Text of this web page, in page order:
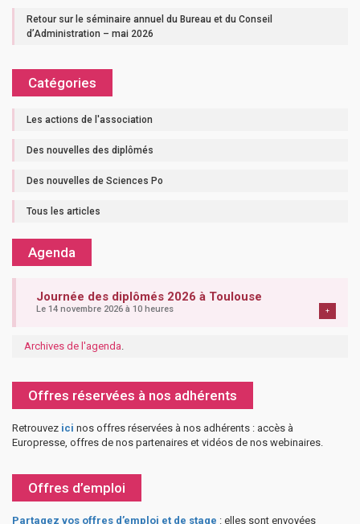
Retour sur le séminaire annuel du Bureau et du Conseil
d’Administration – mai 2026
Catégories
Les actions de l'association
Des nouvelles des diplômés
Des nouvelles de Sciences Po
Tous les articles
Agenda
Journée des diplômés 2026 à Toulouse
Le 14 novembre 2026 à 10 heures +
Archives de l'agenda.
Offres réservées à nos adhérents
Retrouvez ici nos offres réservées à nos adhérents : accès à
Europresse, offres de nos partenaires et vidéos de nos webinaires.
Offres d’emploi
Partagez vos offres d’emploi et de stage : elles sont envoyées